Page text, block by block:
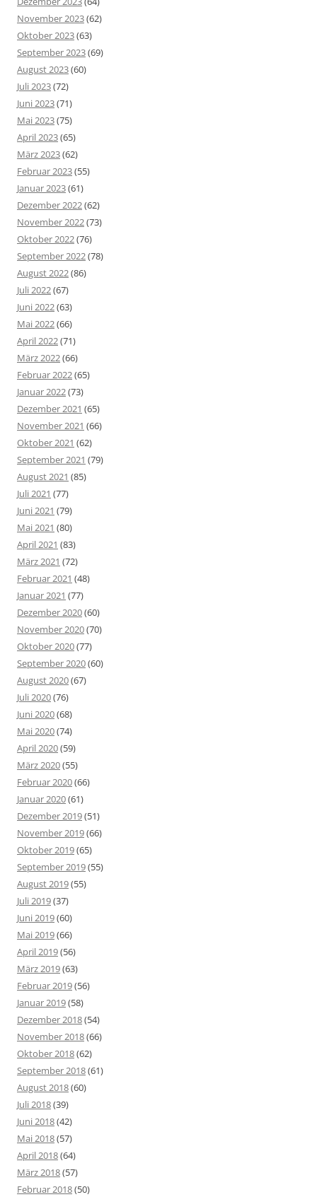
November 2023(62)
Oktober 2023(63)
September 2023(69)
August 2023(60)
Juli 2023(72)
Juni 2023(71)
Mai 2023(75)
April 2023(65)
März 2023(62)
Februar 2023(55)
Januar 2023(61)
Dezember 2022(62)
November 2022(73)
Oktober 2022(76)
September 2022(78)
August 2022(86)
Juli 2022(67)
Juni 2022(63)
Mai 2022(66)
April 2022(71)
März 2022(66)
Februar 2022(65)
Januar 2022(73)
Dezember 2021 (65)
November 2021 (66)
Oktober 2021 (62)
September 2021 (79)
August 2021 (85)
Juli 2021 (77)
Juni 2021 (79)
Mai 2021 (80)
April 2021 (83)
März 2021 (72)
Februar 2021 (48)
Januar 2021 (77)
Dezember 2020(60)
November 2020(70)
Oktober 2020(77)
September 2020(60)
August 2020(67)
Juli 2020(76)
Juni 2020(68)
Mai 2020(74)
April 2020(59)
März 2020(55)
Februar 2020(66)
Januar 2020(61)
Dezember 2019(51)
November 2019(66)
Oktober 2019(65)
September 2019(55)
August 2019(55)
Juli 2019(37)
Juni 2019(60)
Mai 2019(66)
April 2019(56)
März 2019(63)
Februar 2019(56)
Januar 2019(58)
Dezember 2018(54)
November 2018(66)
Oktober 2018(62)
September 2018(61)
August 2018(60)
Juli 2018(39)
Juni 2018(42)
Mai 2018(57)
April 2018(64)
März 2018(57)
Februar 2018(50)